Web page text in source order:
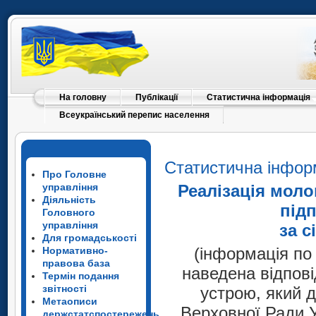
На головну Публікації
Статистична інформація
Всеукраїнський перепис населення
Про Головне
управління
Діяльність
Головного
управління
Для громадськості
Нормативно-
правова база
Термін подання
звітності
Метаописи
Статистична
Реалізація
за
(інформація
наведена
устрою, який